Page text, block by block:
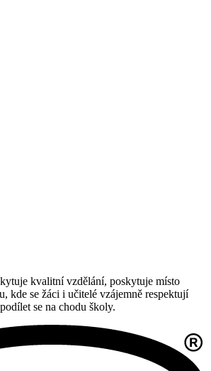
kvalitní vzdělání, poskytuje místo
kde se žáci i učitelé vzájemně respektují
se na chodu školy.